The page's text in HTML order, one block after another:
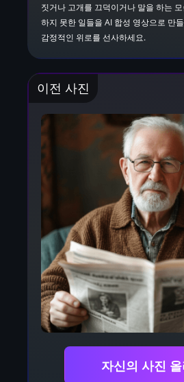
자신의 사진
이전 사진
짓거나 고개를 끄덕이거나 말을 하는
하지 못한 일들을 AI 합성 영상으로 만
감정적인 위로를 선사하세요.